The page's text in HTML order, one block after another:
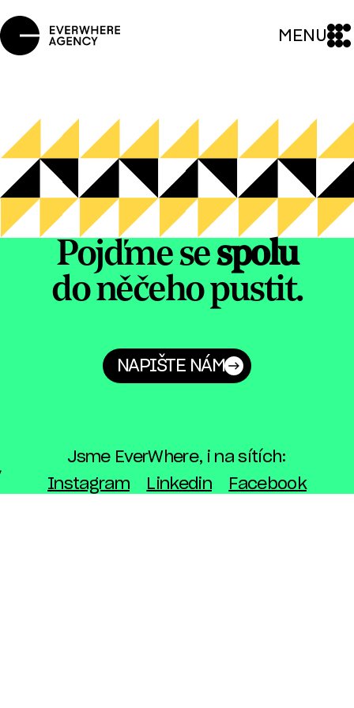
MENU
Pojďme sespolu
do něčeho pustit.
NAPIŠTE NÁM
Jsme EverWhere, i na sítích:
Instagram
Linkedin Facebook